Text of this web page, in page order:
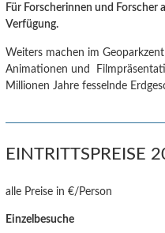
Für Forscherinnen und
Verfügung.
Weiters machen im
Animationen und
Millionen Jahre fesselnde
EINTRITTSPREISE
alle Preise in €/Person
Einzelbesuche